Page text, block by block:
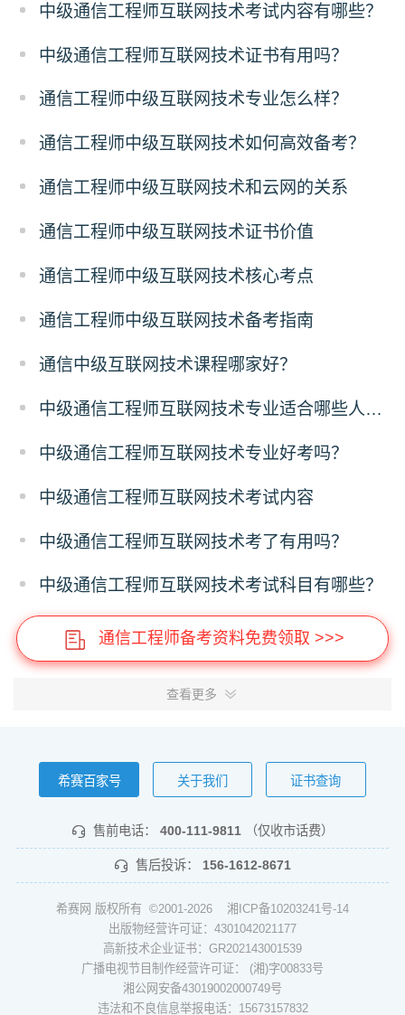
中级通信工程师互联网技术考试内容有哪些？
中级通信工程师互联网技术证书有用吗？
通信工程师中级互联网技术专业怎么样？
通信工程师中级互联网技术如何高效备考？
通信工程师中级互联网技术和云网的关系
通信工程师中级互联网技术证书价值
通信工程师中级互联网技术核心考点
通信工程师中级互联网技术备考指南
通信中级互联网技术课程哪家好？
中级通信工程师互联网技术专业适合哪些人考？
中级通信工程师互联网技术专业好考吗？
中级通信工程师互联网技术考试内容
中级通信工程师互联网技术考了有用吗？
中级通信工程师互联网技术考试科目有哪些？
通信工程师备考资料免费领取 >>>
查看更多
希赛百家号 关于我们 证书查询
售前电话： 400-111-9811 （仅收市话费）
售后投诉： 156-1612-8671
希赛网 版权所有 ©2001-2026 湘ICP备10203241号-14
出版物经营许可证：4301042021177
高新技术企业证书：GR202143001539
广播电视节目制作经营许可证： (湘)字00833号
湘公网安备43019002000749号
违法和不良信息举报电话：15673157832